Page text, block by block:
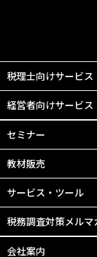
税理士向けサービス
経営者向けサービス
セミナー
教材販売
サービス・ツール
税務調査対策メルマ
会社案内